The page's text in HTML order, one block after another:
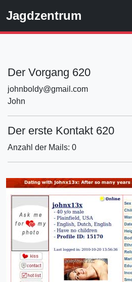
Jagdzentrum
Der Vorgang 620
johnboldy@gmail.com
John
Der erste Kontakt 620
Anzahl der Mails: 0